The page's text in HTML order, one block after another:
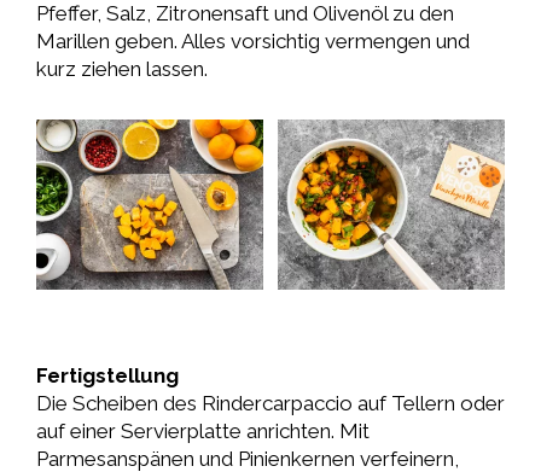
Pfeffer, Salz, Zitronensaft und Olivenöl zu den
Marillen geben. Alles vorsichtig vermengen und
kurz ziehen lassen.
Fertigstellung
Die Scheiben des Rindercarpaccio auf Tellern oder
auf einer Servierplatte anrichten. Mit
Parmesanspänen und Pinienkernen verfeinern,